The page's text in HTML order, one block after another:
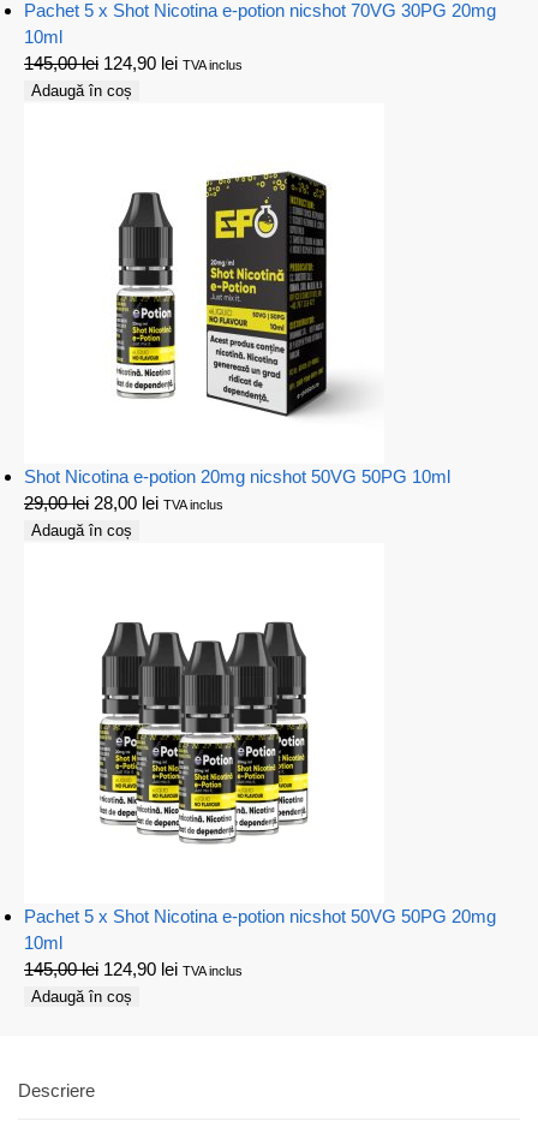
Pachet 5 x Shot Nicotina e-potion nicshot 70VG 30PG 20mg
10ml
145,00lei 124,90 lei TVA inclus
Adaugă în coș
Shot Nicotina e-potion 20mg nicshot 50VG 50PG 10ml
29,00lei 28,00 lei TVA inclus
Adaugă în coș
Pachet 5 x Shot Nicotina e-potion nicshot 50VG 50PG 20mg
10ml
145,00lei 124,90 lei TVA inclus
Adaugă în coș
Descriere